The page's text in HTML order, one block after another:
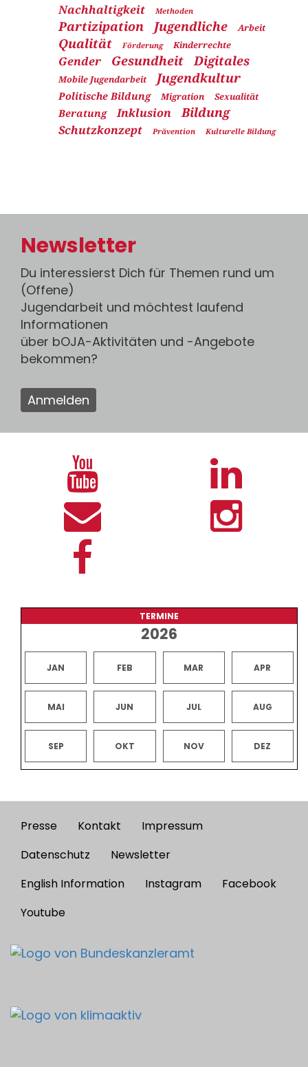
Nachhaltigkeit Methoden
Partizipation Jugendliche Arbeit
Qualität Förderung Kinderrechte
Gender Gesundheit Digitales
Mobile Jugendarbeit Jugendkultur
Politische Bildung Migration Sexualität
Beratung Inklusion Bildung
Schutzkonzept Prävention Kulturelle Bildung
Newsletter
Du interessierst Dich für Themen rund um
(Offene)
Jugendarbeit und möchtest laufend
Informationen
über bOJA-Aktivitäten und -Angebote
bekommen?
Anmelden
TERMINE
2026
JAN FEB MAR APR
MAI JUN JUL AUG
SEP OKT NOV DEZ
Footer
menu
Presse Kontakt
Impressum
Datenschutz
Newsletter
English Information
Instagram
Facebook
Youtube